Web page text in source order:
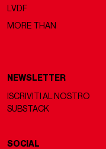
LVDF
MORE THAN
NEWSLETTER
ISCRIVITI AL NOSTRO
SUBSTACK
SOCIAL